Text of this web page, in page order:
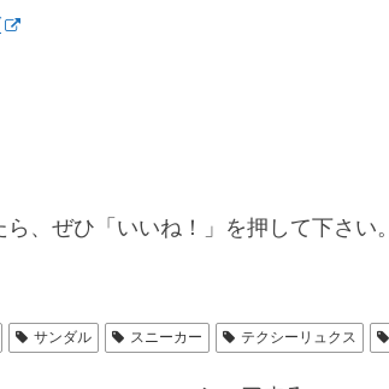
、ぜひ「いいね！」を押して下さい
サンダル スニーカー テクシーリュクス